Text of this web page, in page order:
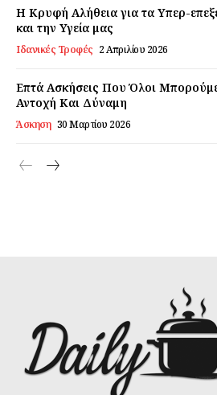
Αποποίηση Ευθυνών
Ο λογαριασμός μου
Η Κρυφή Αλήθεια για τα Υπερ-
και την Υγεία μας
Ιδανικές Τροφές 2 Απριλίου 2026
Επτά Ασκήσεις Που Όλοι
Αντοχή Και Δύναμη
Άσκηση 30 Μαρτίου 2026